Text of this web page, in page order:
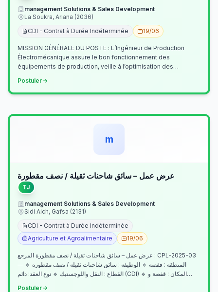
management Solutions & Sales Development
La Soukra, Ariana (2036)
CDI - Contrat à Durée Indéterminée
19/06
MISSION GÉNÉRALE DU POSTE : L’Ingénieur de Production
Électromécanique assure le bon fonctionnement des
équipements de production, veille à l’optimisation des
Postuler
m
عرض عمل – سائق شاحنات ثقيلة / نصف مقطورة
TJ
management Solutions & Sales Development
Sidi Aich, Gafsa (2131)
CDI - Contrat à Durée Indéterminée
Agriculture et Agroalimentaire
19/06
عرض عمل – سائق شاحنات ثقيلة / نصف مقطورة المرجع : CPL-2025-03
— المنطقة : قفصة 🔹 الوظيفة : سائق شاحنات ثقيلة / نصف مقطورة 🔹
القطاع : النقل واللوجستيك 🔹 نوع العقد: دائم (CDI) 🔹 المكان : قفصة و…
Postuler